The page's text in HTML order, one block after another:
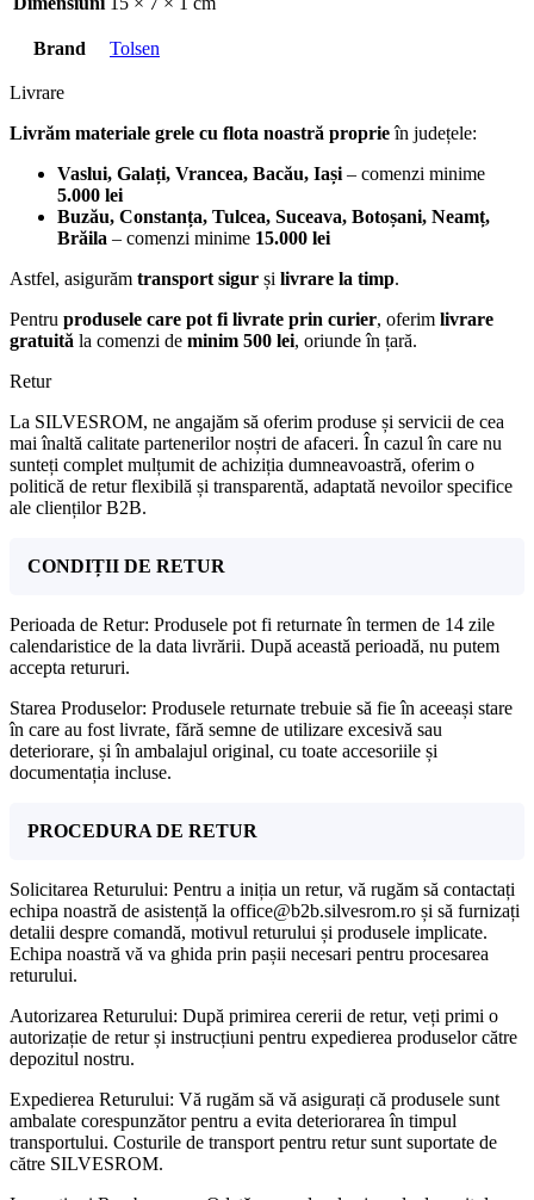
Brand Tolsen
Livrare
Livrăm materiale grele cu flota noastră proprieîn județele:
Vaslui, Galați, Vrancea, Bacău, Iași– comenzi minime
5.000 lei
Buzău, Constanța, Tulcea, Suceava, Botoșani, Neamț,
Brăila – comenzi minime 15.000 lei
Astfel, asigurăm transport sigur și livrare la timp.
Pentru produsele care pot fi livrate prin curier, oferim livrare
gratuită la comenzi de minim 500 lei, oriunde în țară.
Retur
La SILVESROM, ne angajăm să oferim produse și servicii de cea
mai înaltă calitate partenerilor noștri de afaceri. În cazul în care nu
sunteți complet mulțumit de achiziția dumneavoastră, oferim o
politică de retur flexibilă și transparentă, adaptată nevoilor specifice
ale clienților B2B.
CONDIȚII DE RETUR
Perioada de Retur: Produsele pot fi returnate în termen de 14 zile
calendaristice de la data livrării. După această perioadă, nu putem
accepta retururi.
Starea Produselor: Produsele returnate trebuie să fie în aceeași stare
în care au fost livrate, fără semne de utilizare excesivă sau
deteriorare, și în ambalajul original, cu toate accesoriile și
documentația incluse.
PROCEDURA DE RETUR
Solicitarea Returului: Pentru a iniția un retur, vă rugăm să contactați
echipa noastră de asistență la office@b2b.silvesrom.ro și să furnizați
detalii despre comandă, motivul returului și produsele implicate.
Echipa noastră vă va ghida prin pașii necesari pentru procesarea
returului.
Autorizarea Returului: După primirea cererii de retur, veți primi o
autorizație de retur și instrucțiuni pentru expedierea produselor către
depozitul nostru.
Expedierea Returului: Vă rugăm să vă asigurați că produsele sunt
ambalate corespunzător pentru a evita deteriorarea în timpul
transportului. Costurile de transport pentru retur sunt suportate de
către SILVESROM.